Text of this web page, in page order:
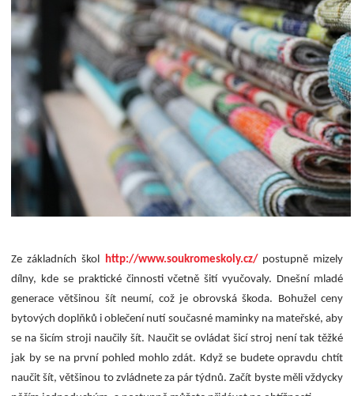
Ze základních škol http://www.soukromeskoly.cz/postupně mizely
dílny, kde se praktické činnosti včetně šití vyučovaly. Dnešní mladé
generace většinou šít neumí, což je obrovská škoda. Bohužel ceny
bytových doplňků i oblečení nutí současné maminky na mateřské, aby
se na šicím stroji naučily šít. Naučit se ovládat šicí stroj není tak těžké
jak by se na první pohled mohlo zdát. Když se budete opravdu chtít
naučit šít, většinou to zvládnete za pár týdnů. Začít byste měli vždycky